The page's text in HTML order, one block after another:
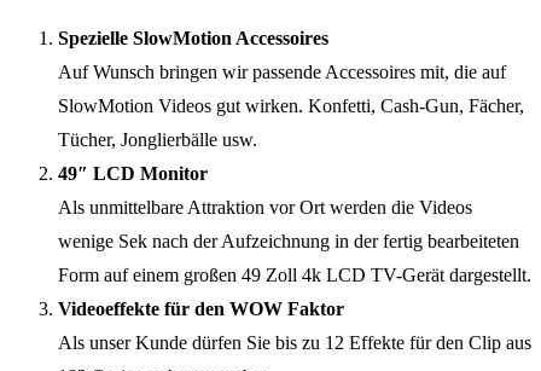
Spezielle SlowMotion Accessoires
Auf Wunsch bringen wir passende Accessoires mit, die auf
SlowMotion Videos gut wirken. Konfetti, Cash-Gun, Fächer,
Tücher, Jonglierbälle usw.
49″ LCD Monitor
Als unmittelbare Attraktion vor Ort werden die Videos
wenige Sek nach der Aufzeichnung in der fertig bearbeiteten
Form auf einem großen 49 Zoll 4k LCD TV-Gerät dargestellt.
Videoeffekte für den WOW Faktor
Als unser Kunde dürfen Sie bis zu 12 Effekte für den Clip aus